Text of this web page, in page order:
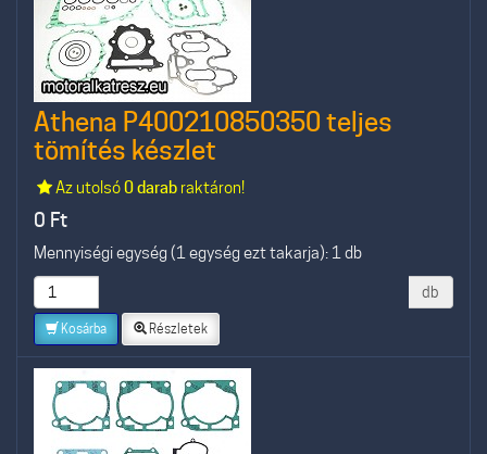
Athena P400210850350 teljes
tömítés készlet
Az utolsó0 darabraktáron!
0 Ft
Mennyiségi egység (1 egység ezt takarja): 1 db
db
Kosárba Részletek